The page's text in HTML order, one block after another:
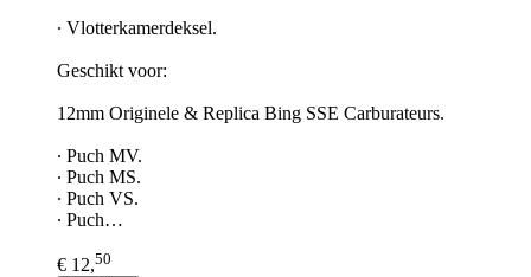
∙ Vlotterkamerdeksel.
Geschikt voor:
12mm Originele & Replica Bing SSE Carburateurs.
∙ Puch MV.
∙ Puch MS.
∙ Puch VS.
∙ Puch…
€ 12,50